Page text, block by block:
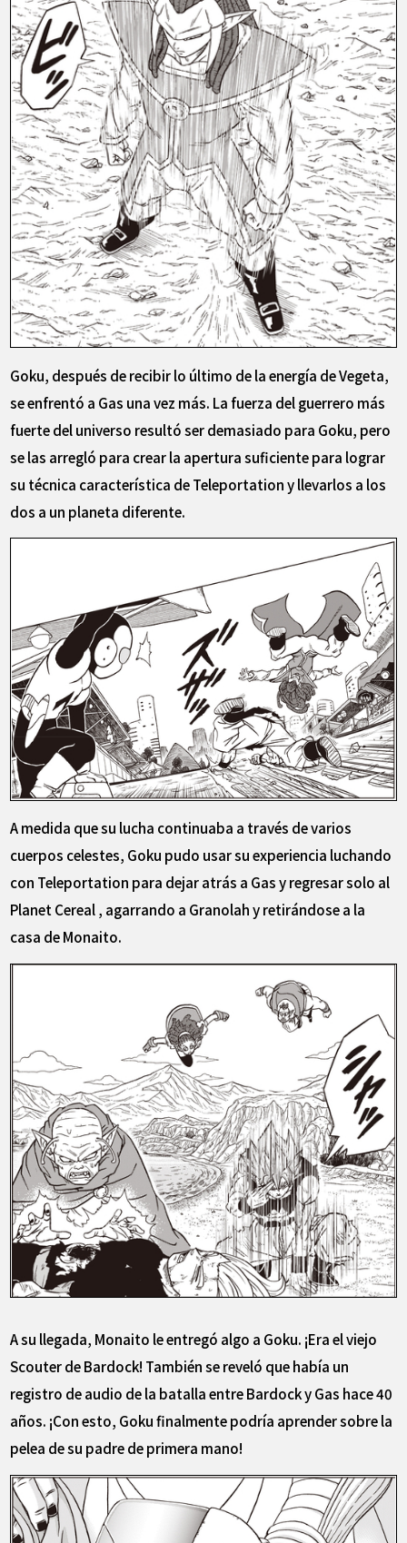
Goku, después de recibir lo último de la energía de Vegeta,
se enfrentó a Gas una vez más. La fuerza del guerrero más
fuerte del universo resultó ser demasiado para Goku, pero
se las arregló para crear la apertura suficiente para lograr
su técnica característica de Teleportation y llevarlos a los
dos a un planeta diferente.
A medida que su lucha continuaba a través de varios
cuerpos celestes, Goku pudo usar su experiencia luchando
con Teleportation para dejar atrás a Gas y regresar solo al
Planet Cereal , agarrando a Granolah y retirándose a la
casa de Monaito.
A su llegada, Monaito le entregó algo a Goku. ¡Era el viejo
Scouter de Bardock! También se reveló que había un
registro de audio de la batalla entre Bardock y Gas hace 40
años. ¡Con esto, Goku finalmente podría aprender sobre la
pelea de su padre de primera mano!